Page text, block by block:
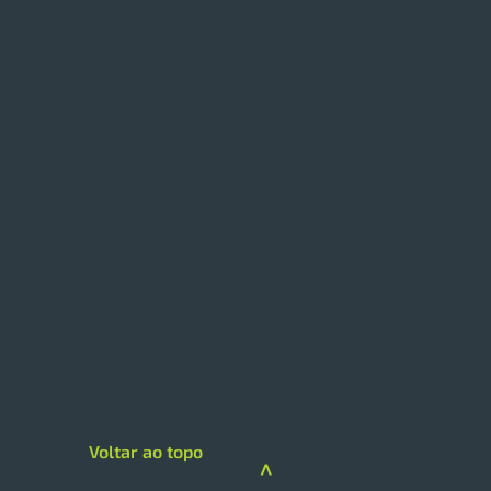
sua estratégia de
Voltar ao topo
>